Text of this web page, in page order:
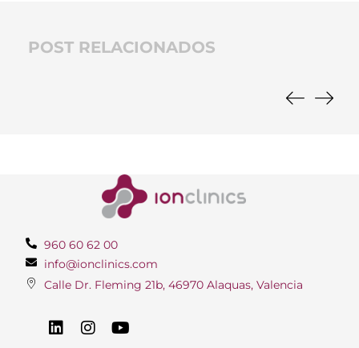
POST RELACIONADOS
960 60 62 00
info@ionclinics.com
Calle Dr. Fleming 21b, 46970 Alaquas, Valencia